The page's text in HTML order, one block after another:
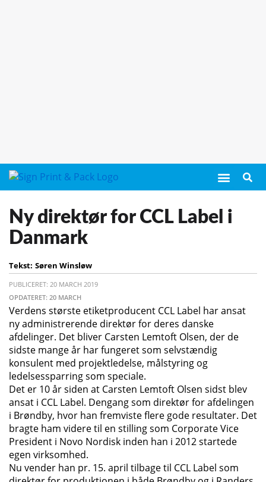
Ny direktør for CCL Label i
Danmark
Tekst: Søren Winsløw
PUBLICERET: 20 MARCH 2019
OPDATERET: 20 MARCH
Verdens største etiketproducent CCL Label har ansat
ny administrerende direktør for deres danske
afdelinger. Det bliver Carsten Lemtoft Olsen, der de
sidste mange år har fungeret som selvstændig
konsulent med projektledelse, målstyring og
ledelsessparring som speciale.
Det er 10 år siden at Carsten Lemtoft Olsen sidst blev
ansat i CCL Label. Dengang som direktør for afdelingen
i Brøndby, hvor han fremviste flere gode resultater. Det
bragte ham videre til en stilling som Corporate Vice
President i Novo Nordisk inden han i 2012 startede
egen virksomhed.
Nu vender han pr. 15. april tilbage til CCL Label som